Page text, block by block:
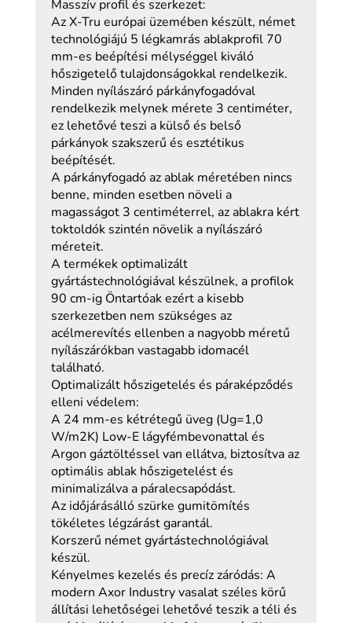
Masszív profil és szerkezet:
Az X-Tru európai üzemében készült, német
technológiájú 5 légkamrás ablakprofil 70
mm-es beépítési mélységgel kiváló
hőszigetelő tulajdonságokkal rendelkezik.
Minden nyílászáró párkányfogadóval
rendelkezik melynek mérete 3 centiméter,
ez lehetővé teszi a külső és belső
párkányok szakszerű és esztétikus
beépítését.
A párkányfogadó az ablak méretében nincs
benne, minden esetben növeli a
magasságot 3 centiméterrel, az ablakra kért
toktoldók szintén növelik a nyílászáró
méreteit.
A termékek optimalizált
gyártástechnológiával készülnek, a profilok
90 cm-ig Öntartóak ezért a kisebb
szerkezetben nem szükséges az
acélmerevítés ellenben a nagyobb méretű
nyílászárókban vastagabb idomacél
található.
Optimalizált hőszigetelés és páraképződés
elleni védelem:
A 24 mm-es kétrétegű üveg (Ug=1,0
W/m2K) Low-E lágyfémbevonattal és
Argon gáztöltéssel van ellátva, biztosítva az
optimális ablak hőszigetelést és
minimalizálva a páralecsapódást.
Az időjárásálló szürke gumitömítés
tökéletes légzárást garantál.
Korszerű német gyártástechnológiával
készül.
Kényelmes kezelés és precíz záródás: A
modern Axor Industry vasalat széles körű
állítási lehetőségei lehetővé teszik a téli és